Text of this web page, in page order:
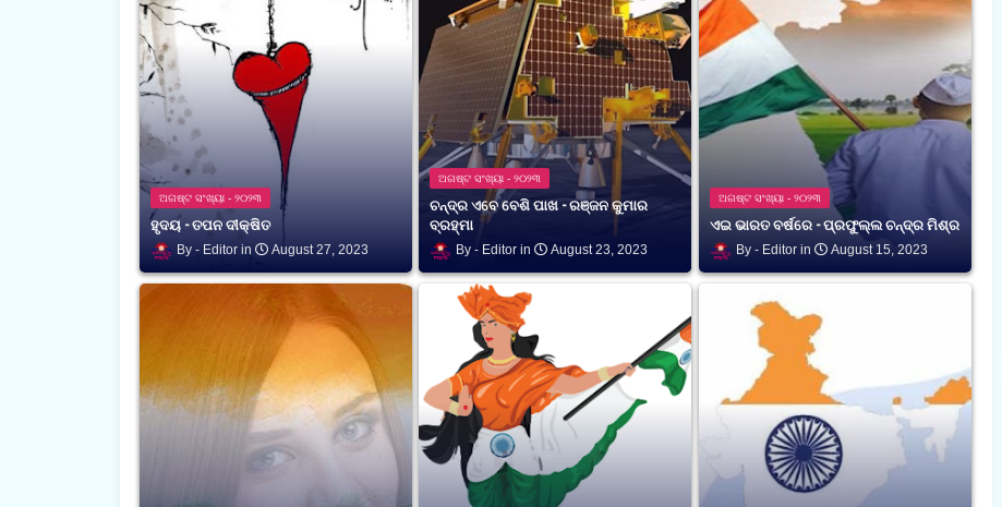
ଅଗଷ୍ଟ ସଂଖ୍ୟା - ୨୦୨୩
ହୃଦୟ - ତପନ ଦୀକ୍ଷିତ
Editor August 27, 2023
ଅଗଷ୍ଟ ସଂଖ୍ୟା - ୨୦୨୩
ଚନ୍ଦ୍ର ଏବେ ବେଶି ପାଖ - ରଞ୍ଜନ କୁମାର
ବ୍ରହ୍ମା
Editor August 23, 2023
ଅଗଷ୍ଟ ସଂଖ୍ୟା - ୨୦୨୩
ଏଇ ଭାରତ ବର୍ଷରେ - ପ୍ରଫୁଲ୍ଲ ଚନ୍ଦ୍ର ମିଶ୍ର
Editor August 15, 2023